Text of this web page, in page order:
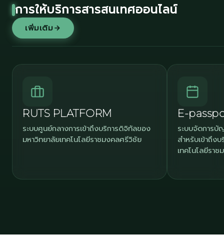
การให้บริการสารสนเทศออนไลน์
เพิ่มเติม
RUTS PLATFORM
ระบบศูนย์กลางการเข้าถึงบริการดิจิทัลของ
มหาวิทยาลัยเทคโนโลยีราชมงคลศรีวิชัย
E-
ระบบจัดการ
สำหรับเข้าถึง
เทคโนโลยีรา